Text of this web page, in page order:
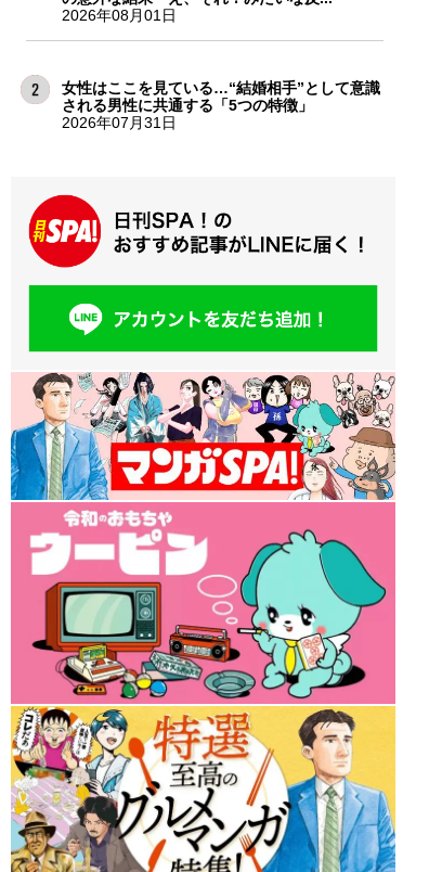
2026年08月01日
女性はここを見ている…“結婚相手”として意識
される男性に共通する「5つの特徴」
2026年07月31日